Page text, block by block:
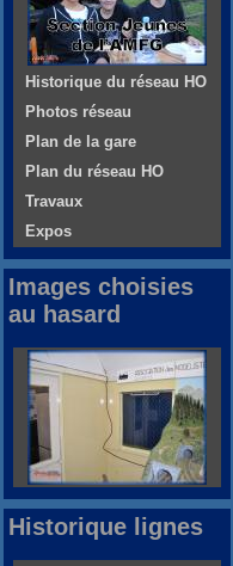
Historique du réseau HO
Photos réseau
Plan de la gare
Plan du réseau HO
Travaux
Expos
Images choisies
au hasard
Historique lignes